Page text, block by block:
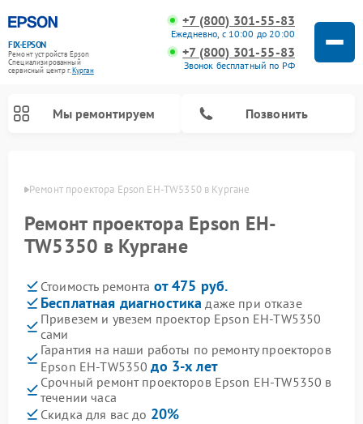
FIX-EPSON
Ремонт устройств Epson
Специализированный
cервисный центр г.Курган
+7 (800) 301-55-83
Ежедневно, с 10:00 до 20:00
+7 (800) 301-55-83
Звонок бесплатный по РФ
Мы ремонтируем Позвонить
Ремонт проектора Epson EH-TW5350 в Кургане
Ремонт проектора Epson EH-
TW5350 в Кургане
Стоимость ремонта от 475 руб.
Бесплатная диагностика даже при отказе
Привезем и увезем проектор Epson EH-TW5350
сами
Гарантия на наши работы по ремонту проекторов
Epson EH-TW5350до 3-х лет
Срочный ремонт проекторов Epson EH-TW5350 в
течении часа
Скидка для вас до 20%